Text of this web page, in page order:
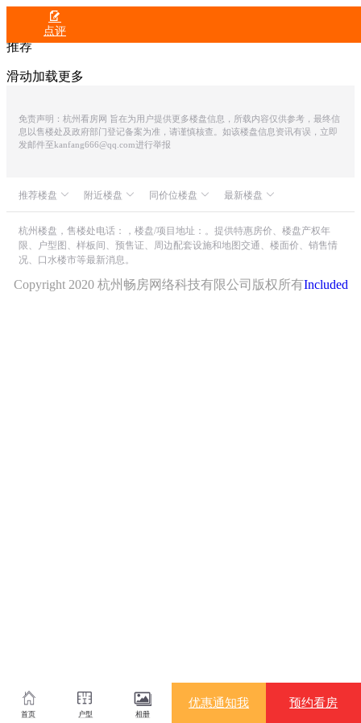

点评
推荐
滑动加载更多
免责声明：杭州看房网 旨在为用户提供更多楼盘信息，所载内容仅供参考，最终信
息以售楼处及政府部门登记备案为准，请谨慎核查。如该楼盘信息资讯有误，立即
发邮件至kanfang666@qq.com进行举报
推荐楼盘 附近楼盘 同价位楼盘 最新楼盘
众安IOC潮悦公馆 中融蓝城CoC理想城
世茂同人山庄
朗诗溪涧雅庐
才栖名居
上实海上海
旺君国际
才泊嘉院
龙湖・御潮江上
海威安铂中心
星钻行政公寓
美睿金座
滨润锦翠城
山水颐萃别院
绿城・湖栖云庐
滨运映翠湾
杭州楼盘，售楼处电话：，楼盘/项目地址：。提供特惠房价、楼盘产权年
限、户型图、样板间、预售证、周边配套设施和地图交通、楼面价、销售情
况、口水楼市等最新消息。
Copyright 2020 杭州畅房网络科技有限公司版权所有Included
首页 户型 相册
优惠通知我 预约看房